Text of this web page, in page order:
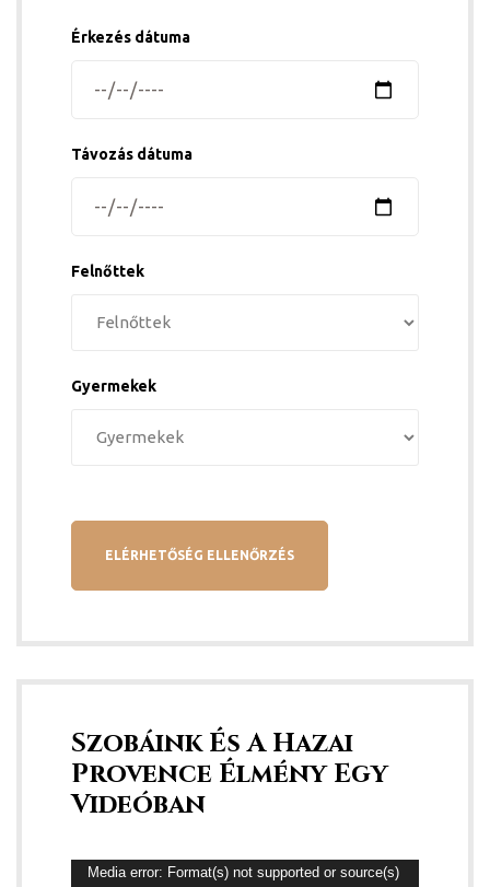
Érkezés dátuma
Távozás dátuma
Felnőttek
Gyermekek
Szobáink És A Hazai
Provence Élmény Egy
Videóban
Video
Media error: Format(s) not supported or source(s)